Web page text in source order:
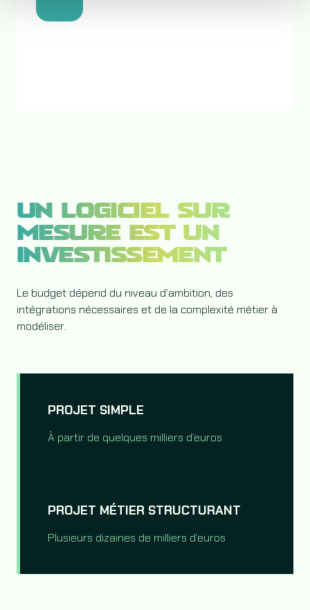
UN LOGICIEL SUR
MESURE EST UN
INVESTISSEMENT
Le budget dépend du niveau d’ambition, des
intégrations nécessaires et de la complexité métier à
modéliser.
PROJET SIMPLE
À partir de quelques milliers d’euros
PROJET MÉTIER STRUCTURANT
Plusieurs dizaines de milliers d’euros